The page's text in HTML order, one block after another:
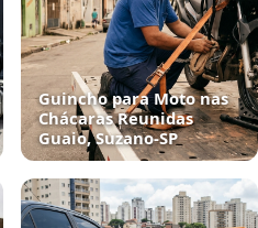
Guincho para Moto nas
Chácaras Reunidas
Guaio, Suzano‑SP